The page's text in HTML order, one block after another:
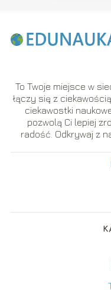
To Twoje miejsce w
łączy się z
ciekawostki
pozwolą Ci lepiej
radość. Odkrywaj z